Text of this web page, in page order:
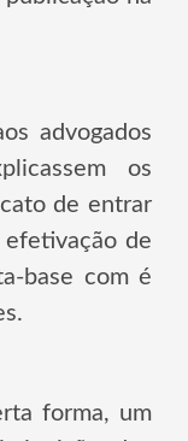
advogados
os
de entrar
de
base com é
forma, um